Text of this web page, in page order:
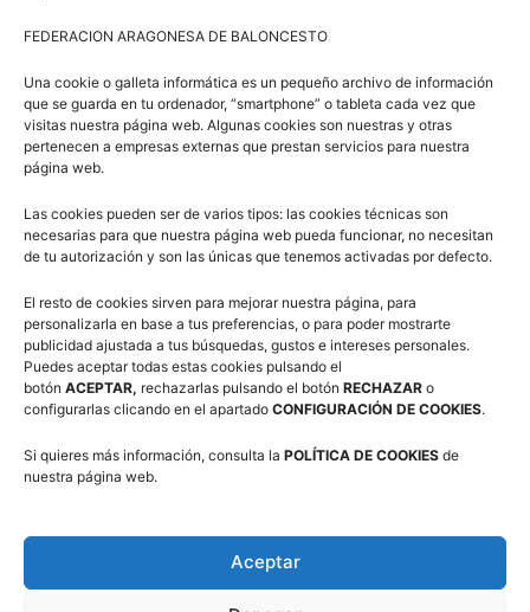
FEDERACION ARAGONESA DE BALONCESTO
Una cookie o galleta informática es un pequeño archivo de información
que se guarda en tu ordenador, “smartphone” o tableta cada vez que
visitas nuestra página web. Algunas cookies son nuestras y otras
pertenecen a empresas externas que prestan servicios para nuestra
página web.
Las cookies pueden ser de varios tipos: las cookies técnicas son
necesarias para que nuestra página web pueda funcionar, no necesitan
de tu autorización y son las únicas que tenemos activadas por defecto.
El resto de cookies sirven para mejorar nuestra página, para
personalizarla en base a tus preferencias, o para poder mostrarte
publicidad ajustada a tus búsquedas, gustos e intereses personales.
Puedes aceptar todas estas cookies pulsando el
botón ACEPTAR, rechazarlas pulsando el botón RECHAZAR o
configurarlas clicando en el apartado CONFIGURACIÓN DE COOKIES.
Si quieres más información, consulta la POLÍTICA DE COOKIES de
nuestra página web.
Aceptar
Comité de Árbitros (CAAB)
Campus Baloncesto Villanúa 2026
Síguenos en Redes Sociales
Suscríbete a nuestra Newsletter